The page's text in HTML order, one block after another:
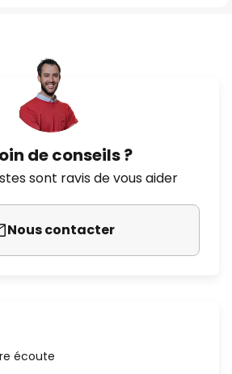
de conseils ?
sont ravis de vous aider
Nous contacter
écoute